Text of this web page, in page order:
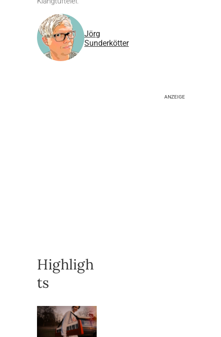
Jörg
Sunderkötter
ANZEIGE
Highligh
ts